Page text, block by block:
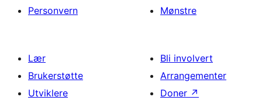
Personvern
Mønstre
Lær
Brukerstøtte
Utviklere
Bli involvert
Arrangementer
Doner ↗